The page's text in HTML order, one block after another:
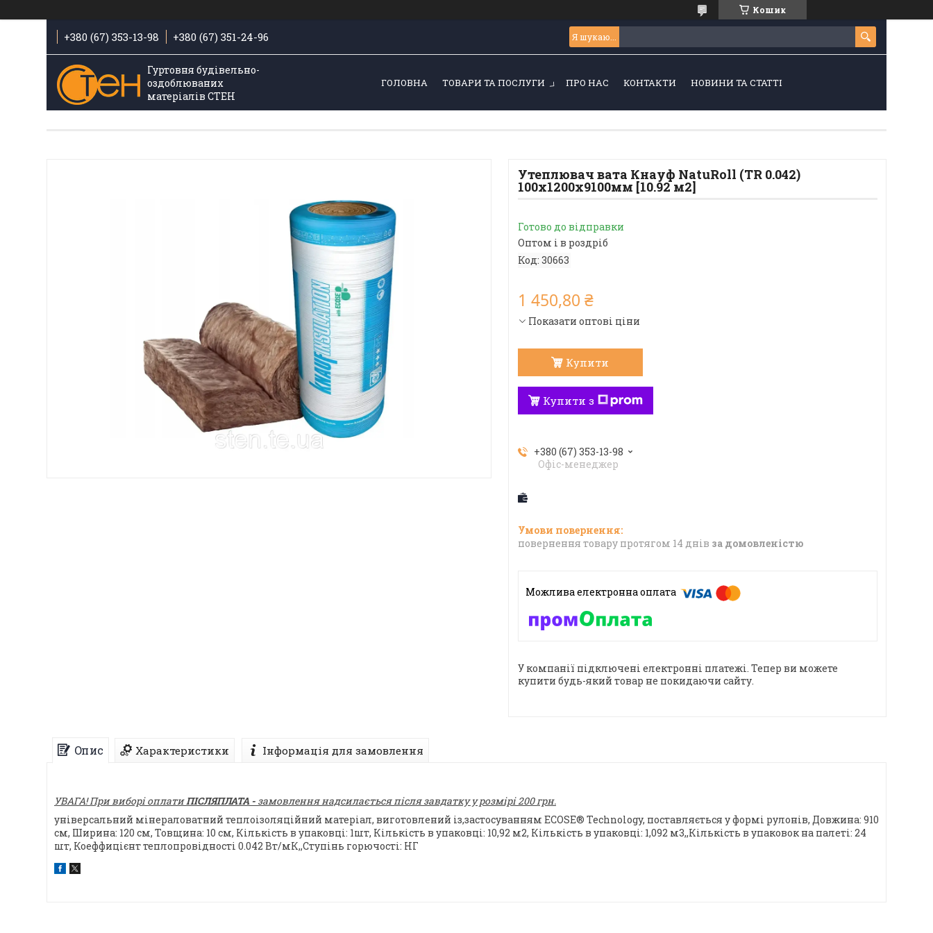
Кошик
+380 (67) 353-13-98 +380 (67) 351-24-96
Гуртовня будівельно-
оздоблюваних
матеріалів СТЕН
ГОЛОВНА ТОВАРИ ТА ПОСЛУГИ ПРО НАС КОНТАКТИ НОВИНИ ТА СТАТТІ
Утеплювач вата Кнауф NatuRoll (TR 0.042)
100х1200х9100мм [10.92 м2]
Готово до відправки
Оптом і в роздріб
Код: 30663
1 450,80 ₴
Показати оптові ціни
Купити
Купити з
+380 (67) 353-13-98
Офіс-менеджер
повернення товару протягом 14 днів за домовленістю
У компанії підключені електронні платежі. Тепер ви можете
купити будь-який товар не покидаючи сайту.
Опис Характеристики Інформація для замовлення
УВАГА! При виборі оплатиПІСЛЯПЛАТА - замовлення надсилається після завдатку у розмірі 200 грн.
універсальний мінераловатний теплоізоляційний матеріал, виготовлений із,застосуванням ECOSE® Technology, поставляється у формі рулонів, Довжина: 910
см, Ширина: 120 см, Товщина: 10 см, Кількість в упаковці: 1шт, Кількість в упаковці: 10,92 м2, Кількість в упаковці: 1,092 м3,,Кількість в упаковок на палеті: 24
шт, Коеффицієнт теплопровідності 0.042 Вт/мК,,Ступінь горючості: НГ